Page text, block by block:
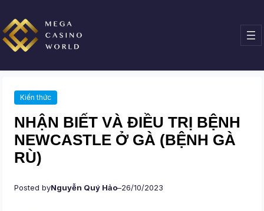
đến
phần
nội
dung
Kiến thức
NHẬN BIẾT VÀ ĐIỀU TRỊ BỆNH
NEWCASTLE Ở GÀ (BỆNH GÀ
RÙ)
Posted byNguyễn Quý Hảo–26/10/2023